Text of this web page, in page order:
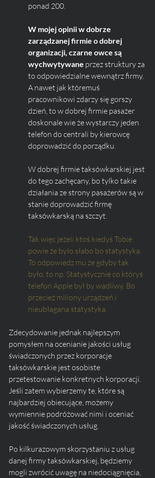
ponad 200.
W mojej opinii w dobrze
zarządzanej firmie o dobrej
organizacji, czarne owce są
wychwytywane przez struktury za
to odpowiedzialne wewnątrz firmy.
A nawet jak któremuś
pracownikowi zdarzy się gorszy
dzień, to w dobrej firmie pasażer
doskonale wie że wystarczy jeden
telefon do centrali by kierowcę
doprowadzić do porządku.
W dobrej firmie taksówkarskiej jest
do tego zachęcany, bo tylko takie
działania ze strony pasażerów są w
stanie doprowadzić firmę
taksówkarską na szczyt.
Tak więc jeżeli ktoś kiedyś Tobie
powie że było słabo bo statystyka.
To odpowiedz mu że gdyby tak
było, to np. Statystycznie co któryś
telefon Apple był by wadliwy. Bo
przecież miliony urządzeń i
nieubłagana statystyka.
Zdecydowanie jednak najlepszym
pomysłem na ocenianie jakości usług
świadczonych przez korporacje
taksówkarskie jest osobiste
przetestowanie konkretnych korporacji.
Jeśli zatem wybierzemy te, które są
najbardziej obiecujące, możemy
wymiennie podróżować nimi i oceniać
jakość świadczonych usług.
Po kilkurazowym skorzystaniu z usług
danej firmy taksówkarskiej, będziemy
mogli zwrócić uwagę na niedociągnięcia,